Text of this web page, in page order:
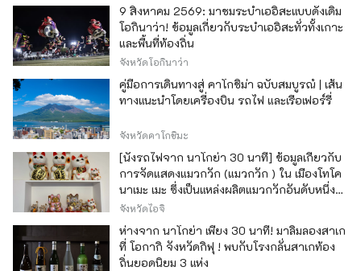
9 สิงหาคม 2569: มาชมระบำเออิสะแบบดั้งเดิม
โอกินาว่า! ข้อมูลเกี่ยวกับระบำเออิสะทั่วทั้งเกาะ
และพื้นที่ท้องถิ่น
จังหวัดโอกินาว่า
คู่มือการเดินทางสู่ คาโกชิม่า ฉบับสมบูรณ์ | เส้น
ทางแนะนำโดยเครื่องบิน รถไฟ และเรือเฟอร์รี่
จังหวัดคาโกชิมะ
[นั่งรถไฟจาก นาโกย่า 30 นาที] ข้อมูลเกี่ยวกับ
การจัดแสดงแมวกวัก (แมวกวัก ) ใน เมืองโทโค
นาเมะ เมะ ซึ่งเป็นแหล่งผลิตแมวกวักอันดับหนึ่ง
ของญี่ปุ่น
จังหวัดไอจิ
ห่างจาก นาโกย่า เพียง 30 นาที! มาลิ้มลองสาเก
ที่ โอกากิ จังหวัดกิฟุ ! พบกับโรงกลั่นสาเกท้อง
ถิ่นยอดนิยม 3 แห่ง